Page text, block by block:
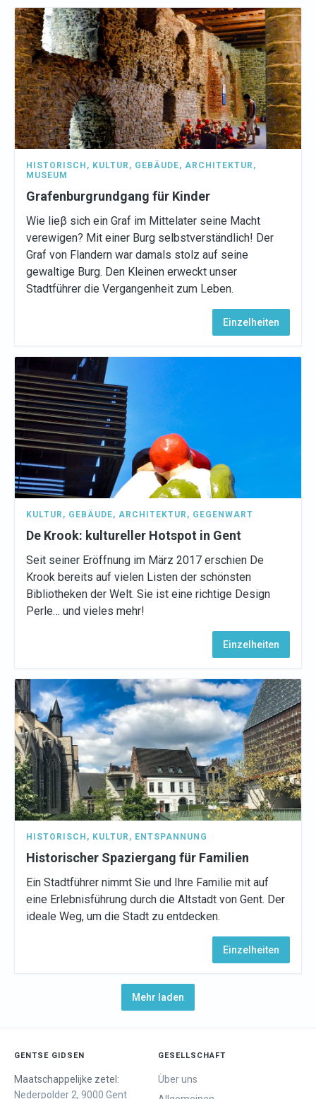
HISTORISCH , KULTUR , GEBÄUDE, ARCHITEKTUR ,
MUSEUM
Grafenburgrundgang für Kinder
Wie lieβ sich ein Graf im Mittelater seine Macht
verewigen? Mit einer Burg selbstverständlich! Der
Graf von Flandern war damals stolz auf seine
gewaltige Burg. Den Kleinen erweckt unser
Stadtführer die Vergangenheit zum Leben.
Einzelheiten
KULTUR , GEBÄUDE, ARCHITEKTUR , GEGENWART
De Krook: kultureller Hotspot in Gent
Seit seiner Eröffnung im März 2017 erschien De
Krook bereits auf vielen Listen der schönsten
Bibliotheken der Welt. Sie ist eine richtige Design
Perle… und vieles mehr!
Einzelheiten
HISTORISCH , KULTUR , ENTSPANNUNG
Historischer Spaziergang für Familien
Ein Stadtführer nimmt Sie und Ihre Familie mit auf
eine Erlebnisführung durch die Altstadt von Gent. Der
ideale Weg, um die Stadt zu entdecken.
Einzelheiten
Mehr laden
GENTSE GIDSEN
Maatschappelijke zetel:
Nederpolder 2, 9000 Gent
GESELLSCHAFT
Über uns